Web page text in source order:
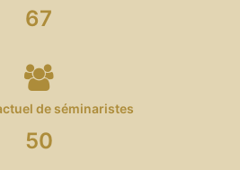
67
de séminaristes
50